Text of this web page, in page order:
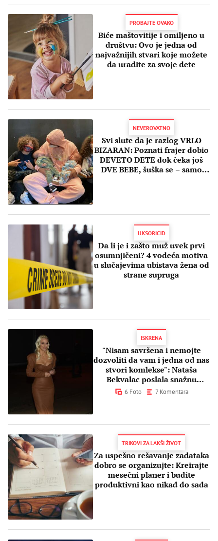
PROBAJTE OVAKO
Biće maštovitije i omiljeno u
društvu: Ovo je jedna od
najvažnijih stvari koje možete
da uradite za svoje dete
NEVEROVATNO
Svi slute da je razlog VRLO
BIZARAN: Poznati frajer dobio
DEVETO DETE dok čeka još
DVE BEBE, šuška se – samo
UKSORICID
Da li je i zašto muž uvek prvi
osumnjičeni? 4 vodeća motiva
u slučajevima ubistava žena od
strane supruga
ISKRENA
"Nisam savršena i nemojte
dozvoliti da vam i jedna od nas
stvori komlekse": Nataša
Bekvalac poslala snažnu
poruku ženama
6 Foto 7 Komentara
TRIKOVI ZA LAKŠI ŽIVOT
Za uspešno rešavanje zadataka
dobro se organizujte: Kreirajte
mesečni planer i budite
produktivni kao nikad do sada